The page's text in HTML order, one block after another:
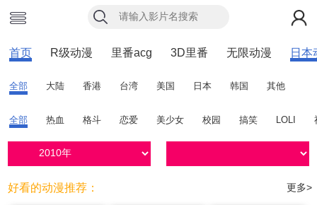
首页 R级动漫 里番acg 3D里番 无限动漫 日本
全部 大陆 香港 台湾 美国 日本 韩国 其他
全部 热血 格斗 恋爱 美少女 校园 搞笑 LOLI
更多>
好看的动漫推荐：